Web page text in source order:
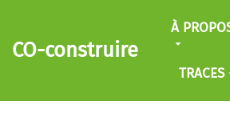
Aller au contenu principal
CO-construire
À
TRACES